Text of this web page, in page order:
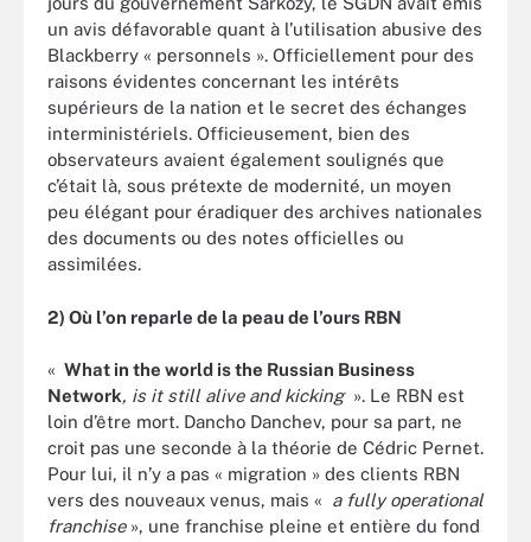
un avis défavorable quant à l’utilisation abusive des
Blackberry « personnels ». Officiellement pour des
raisons évidentes concernant les intérêts
supérieurs de la nation et le secret des échanges
interministériels. Officieusement, bien des
observateurs avaient également soulignés que
c’était là, sous prétexte de modernité, un moyen
peu élégant pour éradiquer des archives nationales
des documents ou des notes officielles ou
assimilées.
2) Où l’on reparle de la peau de l’ours RBN
« What in the world is the Russian Business
Network, is it still alive and kicking ». Le RBN est
loin d’être mort. Dancho Danchev, pour sa part, ne
croit pas une seconde à la théorie de Cédric Pernet.
Pour lui, il n’y a pas « migration » des clients RBN
vers des nouveaux venus, mais « a fully operational
franchise », une franchise pleine et entière du fond